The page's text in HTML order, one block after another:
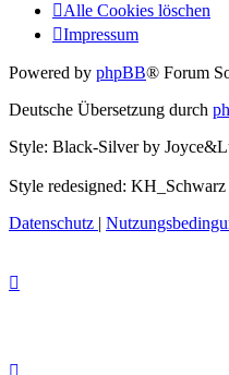
Alle Cookies löschen
Impressum
Powered by phpBB® Forum
Deutsche Übersetzung durch
Style: Black-Silver by
Style redesigned:
Datenschutz |